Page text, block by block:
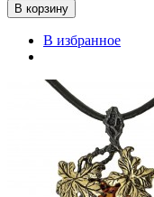
В корзину
В избранное